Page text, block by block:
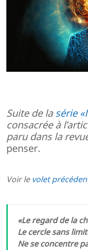
Suite de lasérie
consacréeà
paru dans la
penser.
Voir le volet
«Le regard de la
Le cercle sans
Ne se concentre